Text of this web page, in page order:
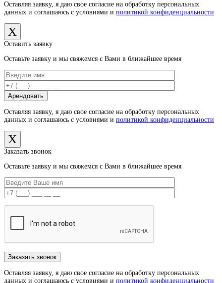
Оставляя заявку, я даю свое согласие на обработку персональных
данных и соглашаюсь с условиями и политикой конфиденциальности
X
Оставить заявку
Оставьте заявку и мы свяжемся с Вами в ближайшее время
Оставляя заявку, я даю свое согласие на обработку персональных
данных и соглашаюсь с условиями и политикой конфиденциальности
X
Заказать звонок
Оставьте заявку и мы свяжемся с Вами в ближайшее время
Оставляя заявку, я даю свое согласие на обработку персональных
данных и соглашаюсь с условиями и политикой конфиденциальности